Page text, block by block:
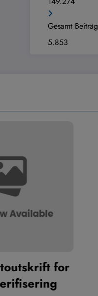
Gesamt
5.853
for